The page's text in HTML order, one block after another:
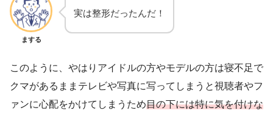
まする
実は整形だったんだ！
このように、やはりアイドルの方やモデルの方は寝不足で
クマがあるままテレビや写真に写ってしまうと視聴者やフ
ァンに心配をかけてしまうため目の下には特に気を付けな